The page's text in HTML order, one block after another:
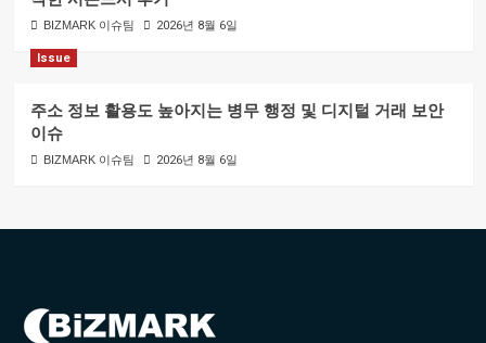
BIZMARK 이슈팀 2026년 8월 6일
Issue
주소 정보 활용도 높아지는 병무 행정 및 디지털 거래 보안
이슈
BIZMARK 이슈팀 2026년 8월 6일